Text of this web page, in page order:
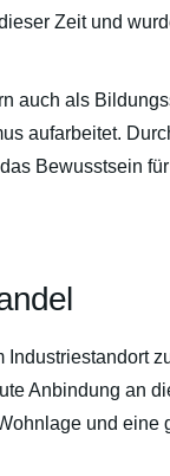
Zeit und
auch als
aufarbeitet.
Bewusstsein
Industriestandort
Anbindung an
und eine